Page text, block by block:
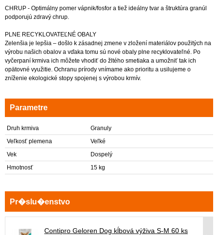
CHRUP - Optimálny pomer vápnik/fosfor a tiež ideálny tvar a štruktúra granúl
podporujú zdravý chrup.
PLNE RECYKLOVATEĽNÉ OBALY
Zelenšia je lepšia – došlo k zásadnej zmene v zložení materiálov použitých na
výrobu našich obalov a vďaka tomu sú nové obaly plne recyklovateľné. Po
vyčerpaní krmiva ich môžete vhodiť do žltého smetiaka a umožniť tak ich
opätovné využitie. Ochranu prírody vnímame ako prioritu a usilujeme o
zníženie ekologické stopy spojenej s výrobou krmív.
Parametre
Druh krmiva
Granuly
Veľkosť plemena
Veľké
Vek
Dospelý
Hmotnosť
15 kg
Contipro Geloren Dog kĺbová výživa S-M 60 ks